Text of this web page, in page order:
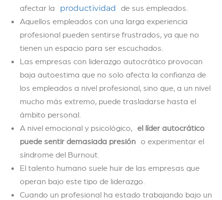
afectar la productividad de sus empleados.
Aquellos empleados con una larga experiencia
profesional pueden sentirse frustrados, ya que no
tienen un espacio para ser escuchados.
Las empresas con liderazgo autocrático provocan
baja autoestima que no solo afecta la confianza de
los empleados a nivel profesional, sino que, a un nivel
mucho más extremo, puede trasladarse hasta el
ámbito personal.
A nivel emocional y psicológico, el líder autocrático
puede sentir demasiada presión o experimentar el
síndrome del Burnout.
El talento humano suele huir de las empresas que
operan bajo este tipo de liderazgo.
Cuando un profesional ha estado trabajando bajo un